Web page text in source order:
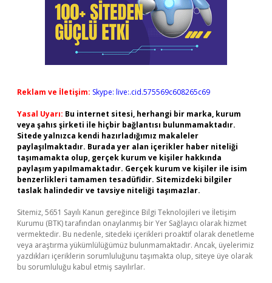
Reklam ve İletişim: Skype: live:.cid.575569c608265c69
Yasal Uyarı: Bu internet sitesi, herhangi bir marka, kurum
veya şahıs şirketi ile hiçbir bağlantısı bulunmamaktadır.
Sitede yalnızca kendi hazırladığımız makaleler
paylaşılmaktadır. Burada yer alan içerikler haber niteliği
taşımamakta olup, gerçek kurum ve kişiler hakkında
paylaşım yapılmamaktadır. Gerçek kurum ve kişiler ile isim
benzerlikleri tamamen tesadüfidir. Sitemizdeki bilgiler
taslak halindedir ve tavsiye niteliği taşımazlar.
Sitemiz, 5651 Sayılı Kanun gereğince Bilgi Teknolojileri ve İletişim
Kurumu (BTK) tarafından onaylanmış bir Yer Sağlayıcı olarak hizmet
vermektedir. Bu nedenle, sitedeki içerikleri proaktif olarak denetleme
veya araştırma yükümlülüğümüz bulunmamaktadır. Ancak, üyelerimiz
yazdıkları içeriklerin sorumluluğunu taşımakta olup, siteye üye olarak
bu sorumluluğu kabul etmiş sayılırlar.